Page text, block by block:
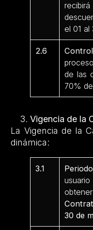
el 01 al
2.6
de las
70%
Vigencia de la
La Vigencia de la
dinámica:
3.1
30 de